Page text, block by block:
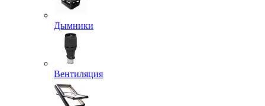
Дымники
Вентиляция